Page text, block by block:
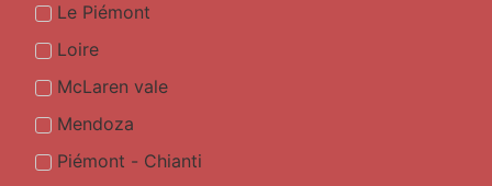
Le Piémont
Loire
McLaren vale
Mendoza
Piémont - Chianti